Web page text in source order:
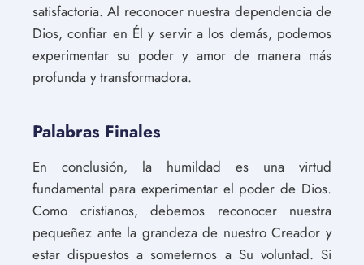
satisfactoria. Al reconocer nuestra dependencia de
Dios, confiar en Él y servir a los demás, podemos
experimentar su poder y amor de manera más
profunda y transformadora.
Palabras Finales
En conclusión, la humildad es una virtud
fundamental para experimentar el poder de Dios.
Como cristianos, debemos reconocer nuestra
pequeñez ante la grandeza de nuestro Creador y
estar dispuestos a someternos a Su voluntad. Si